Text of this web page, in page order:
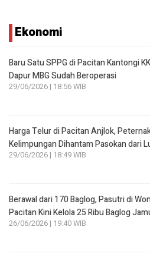
Ekonomi
Baru Satu SPPG di Pacitan Kantongi
Dapur MBG Sudah Beroperasi
29/06/2026 | 18:56 WIB
Harga Telur di Pacitan Anjlok,
Kelimpungan Dihantam Pasokan dari
29/06/2026 | 18:49 WIB
Berawal dari 170 Baglog, Pasutri di
Pacitan Kini Kelola 25 Ribu Baglog
26/06/2026 | 19:40 WIB